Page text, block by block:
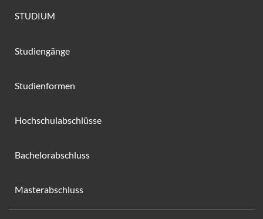
STUDIUM
Studiengänge
Studienformen
Hochschulabschlüsse
Bachelorabschluss
Masterabschluss